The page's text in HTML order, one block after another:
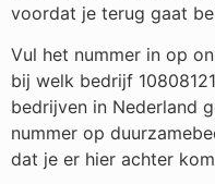
voordat je terug gaat
Vul het nummer in op
bij welk bedrijf
bedrijven in Nederland
nummer op
dat je er hier achter